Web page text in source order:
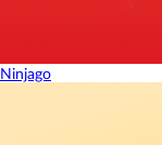
Ninjago